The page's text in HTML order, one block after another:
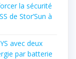
la sécurité
de Stor’Sun à
avec deux
par batterie